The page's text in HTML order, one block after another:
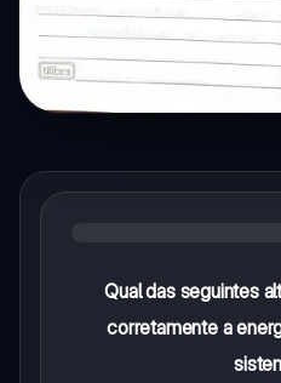
Qual das seguintes
corretamente a